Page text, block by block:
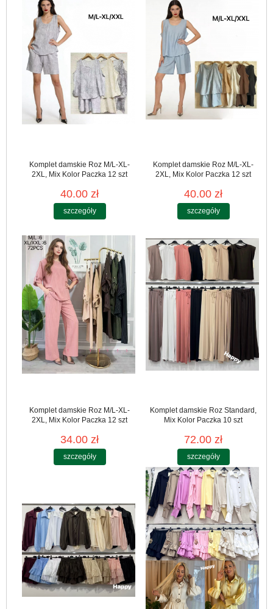
Komplet damskie Roz M/L-XL-
2XL, Mix Kolor Paczka 12 szt
40.00 zł
szczegóły
Komplet damskie Roz M/L-XL-
2XL, Mix Kolor Paczka 12 szt
40.00 zł
szczegóły
Komplet damskie Roz M/L-XL-
2XL, Mix Kolor Paczka 12 szt
34.00 zł
szczegóły
Komplet damskie Roz Standard,
Mix Kolor Paczka 10 szt
72.00 zł
szczegóły